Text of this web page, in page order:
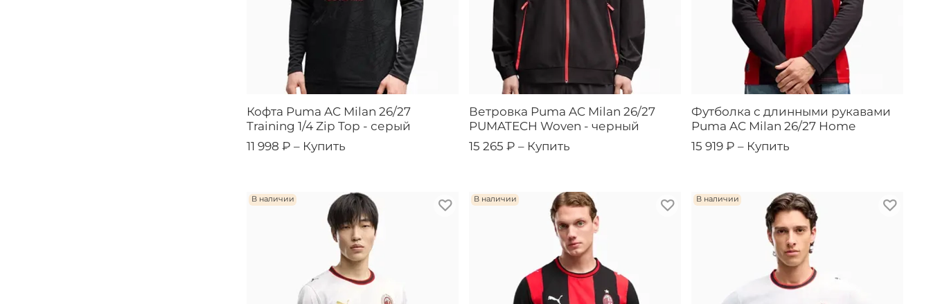
Кофта Puma AC Milan 26/27
Training 1/4 Zip Top - серый
11 998 ₽ – Купить
Ветровка Puma AC Milan 26/27
PUMATECH Woven - черный
15 265 ₽ – Купить
Футболка с длинными рукавами
Puma AC Milan 26/27 Home
15 919 ₽ – Купить
В наличии В наличии В наличии